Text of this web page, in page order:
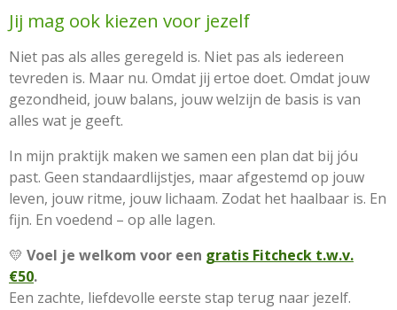
Jij mag ook kiezen voor jezelf
Niet pas als alles geregeld is. Niet pas als iedereen
tevreden is. Maar nu. Omdat jij ertoe doet. Omdat jouw
gezondheid, jouw balans, jouw welzijn de basis is van
alles wat je geeft.
In mijn praktijk maken we samen een plan dat bij jóu
past. Geen standaardlijstjes, maar afgestemd op jouw
leven, jouw ritme, jouw lichaam. Zodat het haalbaar is. En
fijn. En voedend – op alle lagen.
💛 Voel je welkom voor een gratis Fitcheck t.w.v.
€50.
Een zachte, liefdevolle eerste stap terug naar jezelf.